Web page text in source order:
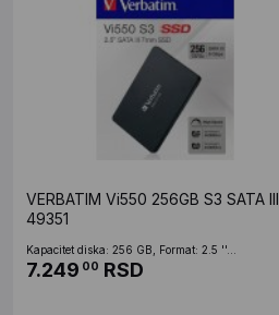
VERBATIM Vi550 256GB S3 SATA III
49351
Kapacitet diska: 256 GB, Format: 2.5 ''...
7.249 00 RSD